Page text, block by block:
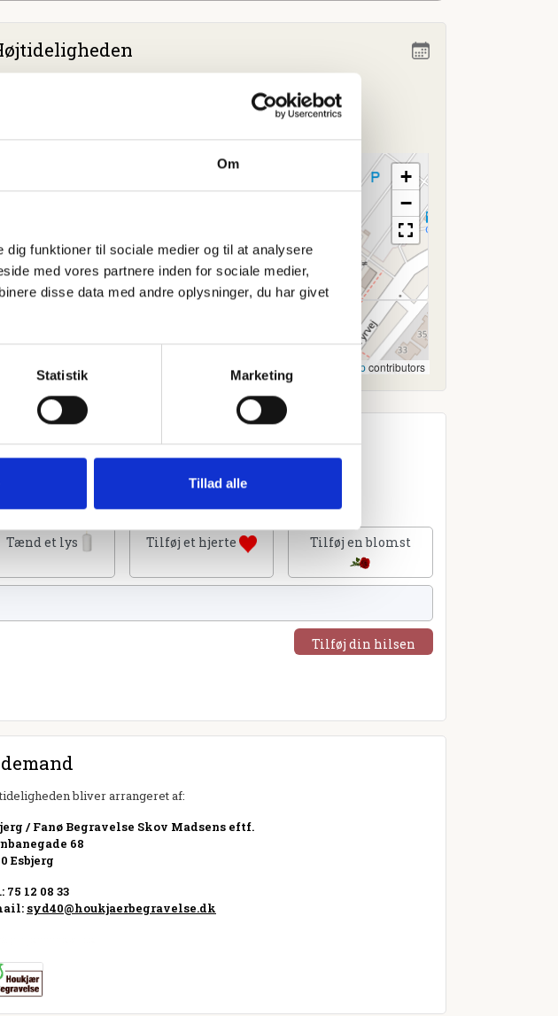
Om
funktioner til sociale medier og til at analysere
med vores partnere inden for sociale medier,
disse data med andre oplysninger, du har givet
Statistik Marketing
Tillad alle
+
−
Leaflet | OpenStreetMapcontributors
Tænd et lys Tilføj et hjerte Tilføj en blomst
Tilføj din hilsen
bliver arrangeret af:
/ Fanø Begravelse Skov Madsens eftf.
68
Esbjerg
75 12 08 33
syd40@houkjaerbegravelse.dk